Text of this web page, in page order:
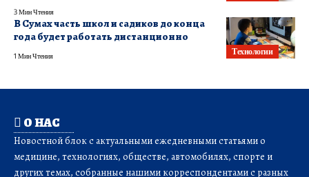
3 Мин Чтения
Технологии
В Сумах часть школ и садиков до конца
года будет работать дистанционно
1 Мин Чтения
О НАС
Новостной блок с актуальными ежедневными статьями о
медицине, технологиях, обществе, автомобилях, спорте и
других темах, собранные нашими корреспондентами с разных